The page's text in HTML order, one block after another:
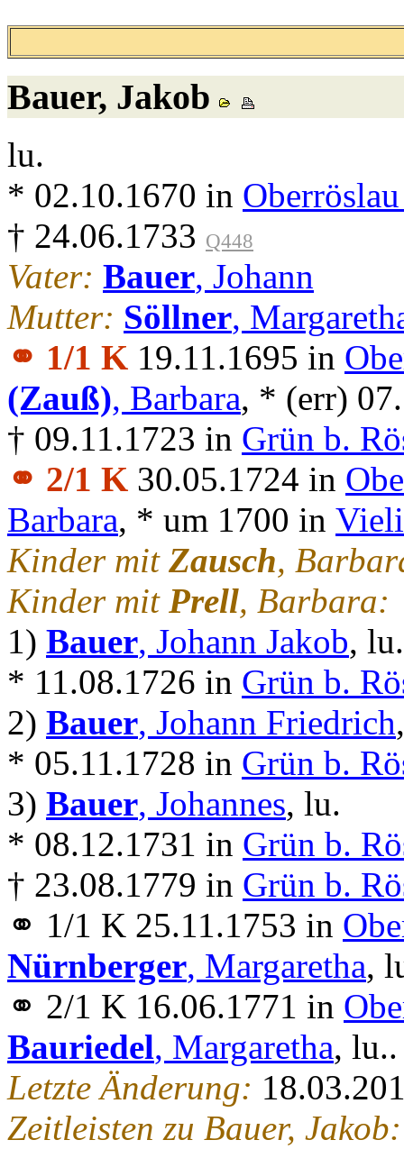
Bauer, Jakob
lu.
* 02.10.1670 in
† 24.06.1733 Q448
Vater: Bauer, Johann
Mutter: Söllner,
⚭ 1/1 K 19.11.1695 in
(Zauß), Barbara, * (err)
† 09.11.1723 in Grün b.
⚭ 2/1 K 30.05.1724 in
Barbara, * um 1700 in
Kinder mit Zausch,
Kinder mit Prell, Barbara:
1) Bauer, Johann Jakob, lu.
* 11.08.1726 in Grün b.
2) Bauer, Johann Friedrich
* 05.11.1728 in Grün b.
3) Bauer, Johannes, lu.
* 08.12.1731 in Grün b.
† 23.08.1779 in Grün b.
⚭ 1/1 K 25.11.1753 in
Nürnberger, Margaretha,
⚭ 2/1 K 16.06.1771 in
Bauriedel, Margaretha, lu..
Letzte Änderung:
Zeitleisten zu Bauer,